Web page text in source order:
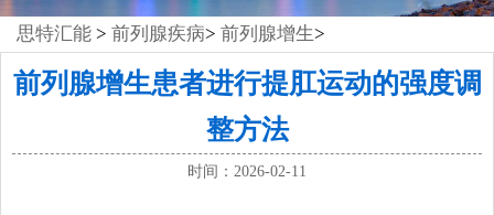
思特汇能 >前列腺疾病>前列腺增生>
前列腺增生患者进行提肛运动的强度调
整方法
时间：2026-02-11